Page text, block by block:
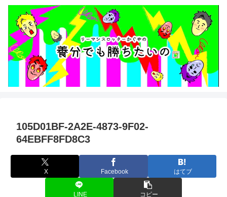
105D01BF-2A2E-4873-9F02-
64EBFF8FD8C3
X Facebook はてブ
LINE コピー